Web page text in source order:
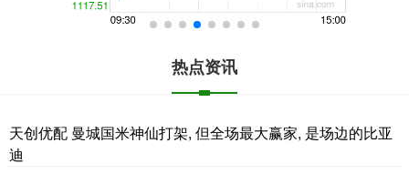
热点资讯
天创优配 曼城国米神仙打架, 但全场最大赢家, 是场边的比亚
迪